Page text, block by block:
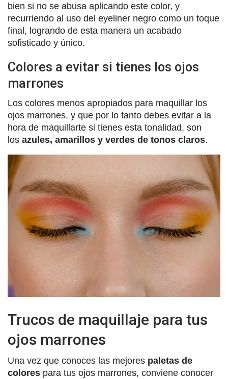
bien si no se abusa aplicando este color, y
recurriendo al uso del eyeliner negro como un toque
final, logrando de esta manera un acabado
sofisticado y único.
Colores a evitar si tienes los ojos
marrones
Los colores menos apropiados para maquillar los
ojos marrones, y que por lo tanto debes evitar a la
hora de maquillarte si tienes esta tonalidad, son
los azules, amarillos y verdes de tonos claros.
Trucos de maquillaje para tus
ojos marrones
Una vez que conoces las mejores paletas de
colores para tus ojos marrones, conviene conocer